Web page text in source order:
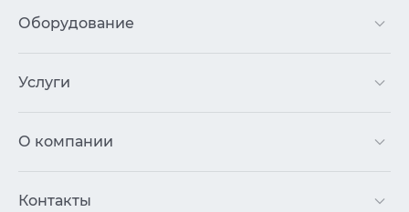
Оборудование
Услуги
О компании
Контакты